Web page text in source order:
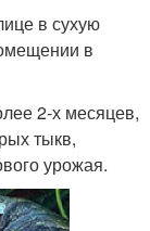
в сухую
в
2-х месяцев,
тыкв,
урожая.